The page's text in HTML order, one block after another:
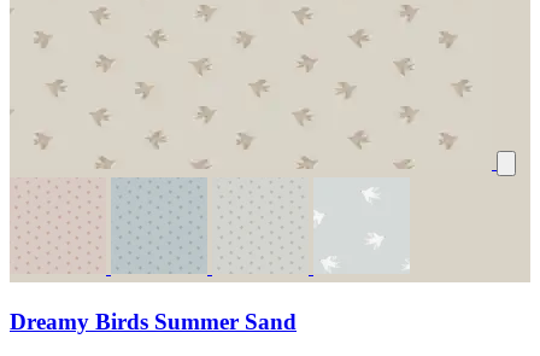
Dreamy Birds Summer Sand